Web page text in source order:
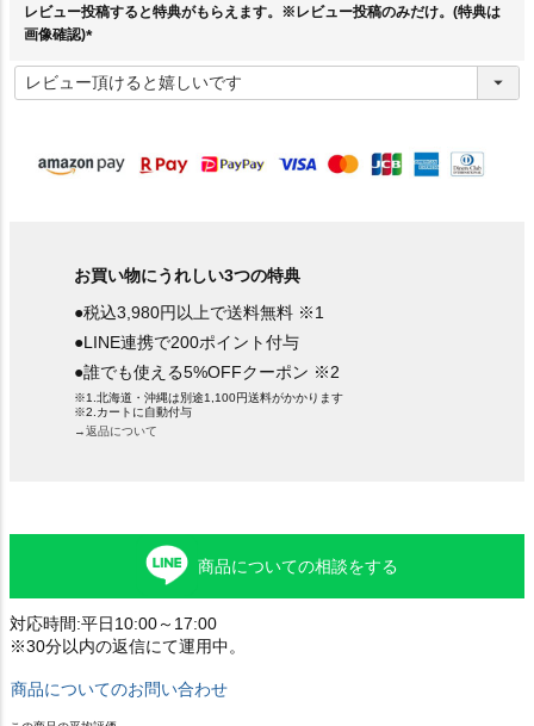
レビュー投稿すると特典がもらえます。※レビュー投稿のみだけ。(特典は
画像確認)
必
須
お買い物にうれしい3つの特典
●税込3,980円以上で送料無料 ※1
●LINE連携で200ポイント付与
●誰でも使える5%OFFクーポン ※2
※1.北海道・沖縄は別途1,100円送料がかかります
※2.カートに自動付与
→返品について
商品についての相談をする
対応時間:平日10:00～17:00
※30分以内の返信にて運用中。
商品についてのお問い合わせ